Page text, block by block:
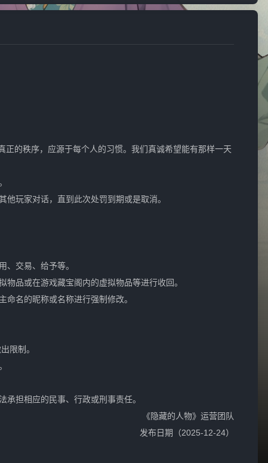
的秩序，应源于每个人的习惯。我们真诚希望能有那样一天
玩家对话，直到此次处罚到期或是取消。
、交易、给予等。
品或在游戏藏宝阁内的虚拟物品等进行收回。
名的昵称或名称进行强制修改。
限制。
担相应的民事、行政或刑事责任。
《隐藏的人物》运营团队
（2025-12-24）